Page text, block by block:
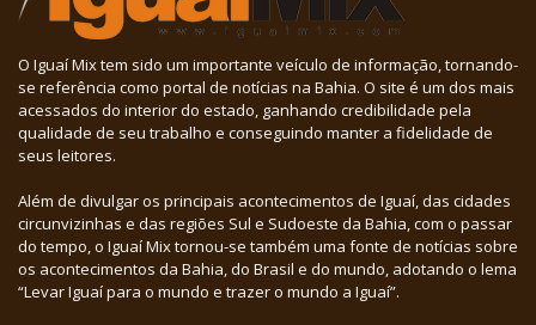
O Iguaí Mix tem sido um importante veículo de informação, tornando-
se referência como portal de notícias na Bahia. O site é um dos mais
acessados do interior do estado, ganhando credibilidade pela
qualidade de seu trabalho e conseguindo manter a fidelidade de
seus leitores.
Além de divulgar os principais acontecimentos de Iguaí, das cidades
circunvizinhas e das regiões Sul e Sudoeste da Bahia, com o passar
do tempo, o Iguaí Mix tornou-se também uma fonte de notícias sobre
os acontecimentos da Bahia, do Brasil e do mundo, adotando o lema
“Levar Iguaí para o mundo e trazer o mundo a Iguaí”.